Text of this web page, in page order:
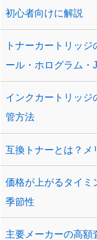
初心者向けに解説
トナーカートリッ
ール・ホログラム・
インクカートリッジ
管方法
互換トナーとは？メ
価格が上がるタイミ
季節性
主要メーカーの高額